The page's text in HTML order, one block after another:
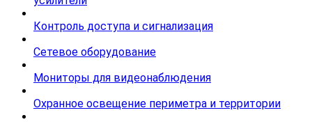
Контроль доступа и сигнализация
Сетевое оборудование
Мониторы для видеонаблюдения
Охранное освещение периметра и территории